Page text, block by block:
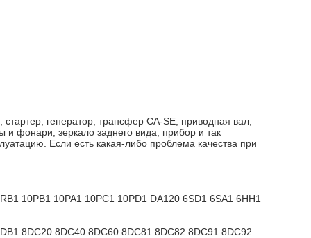
генератор, трансфер CA-SE, приводная вал,
фонари, зеркало заднего вида, прибор и так
Если есть какая-либо проблема качества при
10PB1 10PA1 10PC1 10PD1 DA120 6SD1 6SA1 6HH1
8DC20 8DC40 8DC60 8DC81 8DC82 8DC91 8DC92